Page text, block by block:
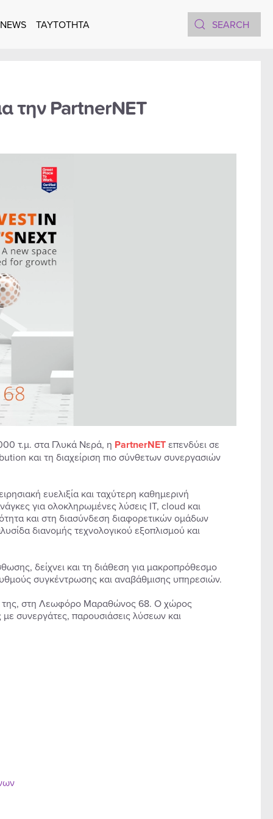
TAYTOTHTA
την PartnerNET
τ.μ. στα Γλυκά Νερά, η PartnerNETεπενδύει σε
και τη διαχείριση πιο σύνθετων συνεργασιών
ευελιξία και ταχύτερη καθημερινή
για ολοκληρωμένες λύσεις IT, cloud και
και στη διασύνδεση διαφορετικών ομάδων
διανομής τεχνολογικού εξοπλισμού και
δείχνει και τη διάθεση για μακροπρόθεσμο
συγκέντρωσης και αναβάθμισης υπηρεσιών.
της, στη Λεωφόρο Μαραθώνος 68. Ο χώρος
με συνεργάτες, παρουσιάσεις λύσεων και